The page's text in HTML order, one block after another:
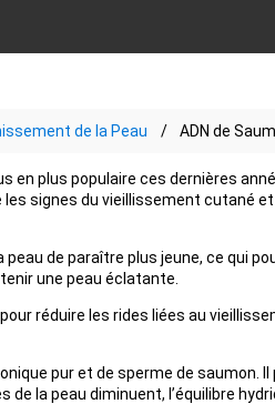
de la Peau ADN de
en plus populaire ces dernières
signes du vieillissement cutané
de paraître plus jeune, ce qui
une peau éclatante.
réduire les rides liées au
pur et de sperme de saumon.
de la peau diminuent, l’équilibre